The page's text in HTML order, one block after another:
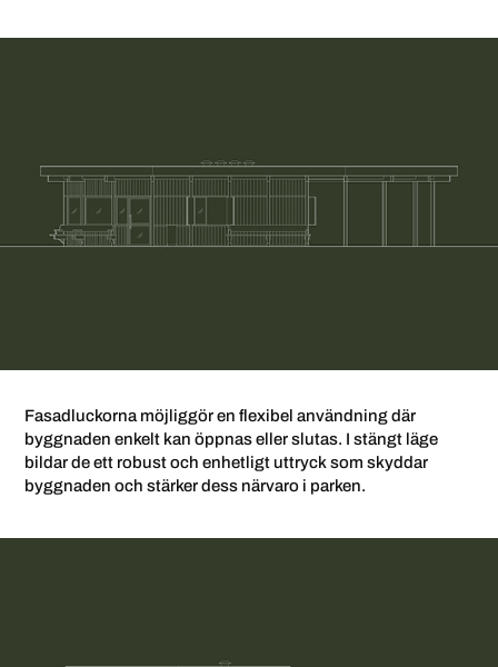
Fasadluckorna möjliggör en flexibel användning där
byggnaden enkelt kan öppnas eller slutas. I stängt läge
bildar de ett robust och enhetligt uttryck som skyddar
byggnaden och stärker dess närvaro i parken.